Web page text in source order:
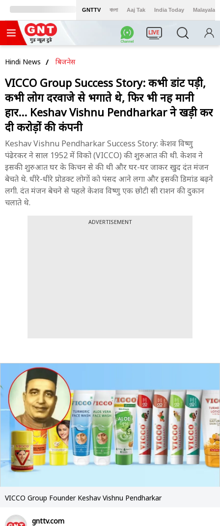
GNTTV বাংলা Aaj Tak India Today Malayalam
LIVE
Hindi News बिजनेस
VICCO Group Success Story: कभी डांट पड़ी,
कभी लोग दरवाजे से भगाते थे, फिर भी नहीं मानी
हार... Keshav Vishnu Pendharkar ने खड़ी कर
दी करोड़ों की कंपनी
Keshav Vishnu Pendharkar Success Story: केशव विष्णु
पंढेरकर ने साल 1952 में विको (VICCO) की शुरुआत की थी. केशव ने
इसकी शुरुआत घर के किचन से की थी और घर-घर जाकर खुद दंत मंजन
बेचते थे. धीरे-धीरे प्रोडक्ट लोगों को पंसद आने लगा और इसकी डिमांड बढ़ने
लगी. दंत मंजन बेचने से पहले केशव विष्णु एक छोटी सी राशन की दुकान
चलाते थे.
ADVERTISEMENT
VICCO Group Founder Keshav Vishnu Pendharkar
gnttv.com